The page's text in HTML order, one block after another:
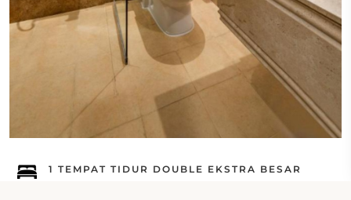
1 TEMPAT TIDUR DOUBLE EKSTRA BESAR